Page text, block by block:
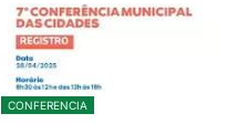
CONFERENCIA